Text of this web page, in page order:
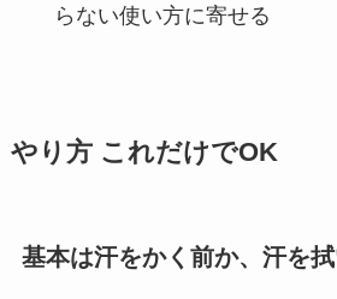
らない使い方に寄せる
やり方 これだけでOK
基本は汗をかく前か、汗を